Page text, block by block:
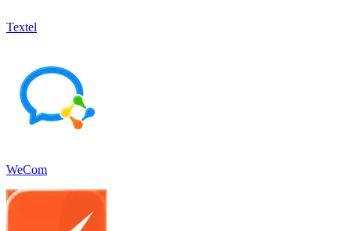
Textel
WeCom